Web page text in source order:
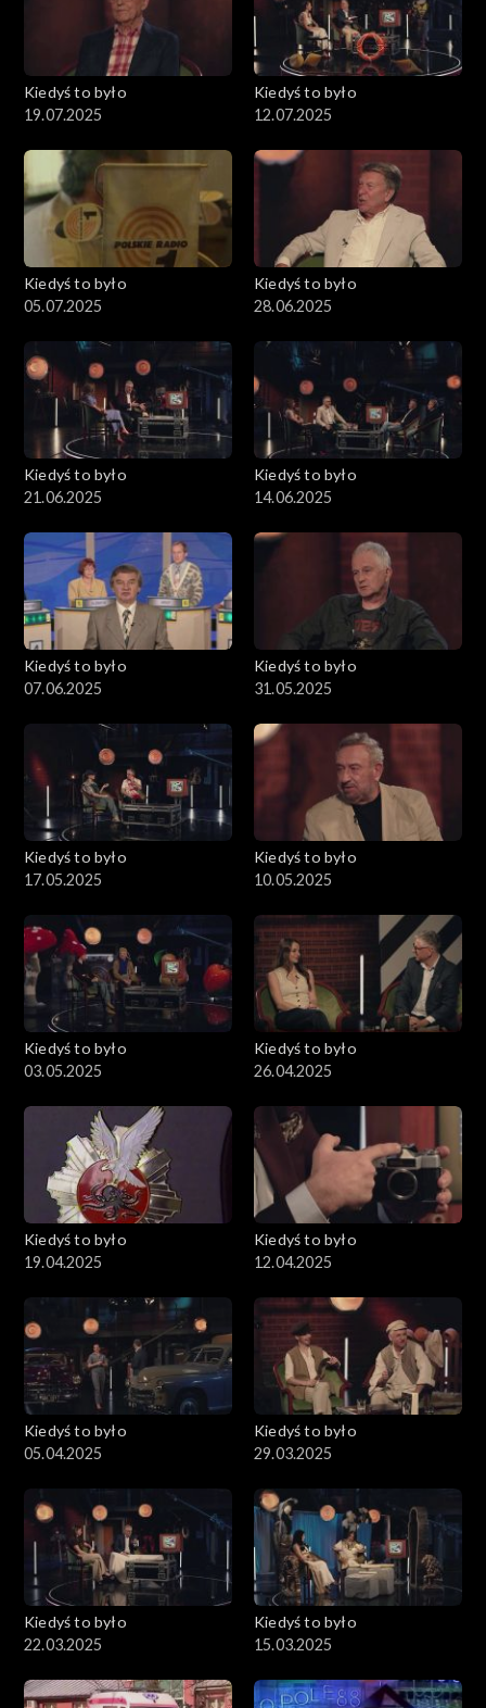
Kiedyś to było
19.07.2025
Kiedyś to było
12.07.2025
Kiedyś to było
05.07.2025
Kiedyś to było
28.06.2025
Kiedyś to było
21.06.2025
Kiedyś to było
14.06.2025
Kiedyś to było
07.06.2025
Kiedyś to było
31.05.2025
Kiedyś to było
17.05.2025
Kiedyś to było
10.05.2025
Kiedyś to było
03.05.2025
Kiedyś to było
26.04.2025
Kiedyś to było
19.04.2025
Kiedyś to było
12.04.2025
Kiedyś to było
05.04.2025
Kiedyś to było
29.03.2025
Kiedyś to było
22.03.2025
Kiedyś to było
15.03.2025